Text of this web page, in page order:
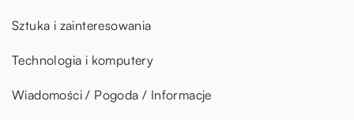
Sztuka i zainteresowania
Technologia i komputery
Wiadomości / Pogoda / Informacje